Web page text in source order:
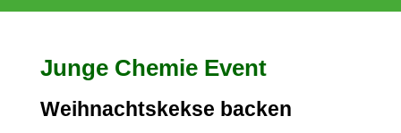
Junge Chemie Event
Weihnachtskekse backen